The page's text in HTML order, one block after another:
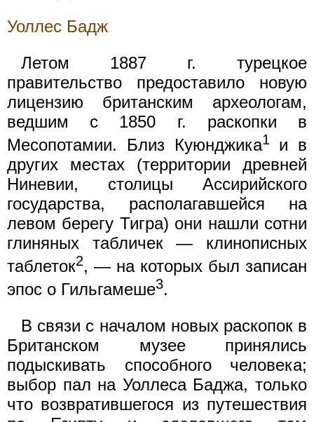
Уоллес Бадж
Летом 1887 г. турецкое
правительство предоставило новую
лицензию британским археологам,
ведшим с 1850 г. раскопки в
Месопотамии. Близ Куюнджика1и в
других местах (территории древней
Ниневии, столицы Ассирийского
государства, располагавшейся на
левом берегу Тигра) они нашли сотни
глиняных табличек — клинописных
таблеток2, — на которых был записан
эпос о Гильгамеше3.
В связи с началом новых раскопок в
Британском музее принялись
подыскивать способного человека;
выбор пал на Уоллеса Баджа, только
что возвратившегося из путешествия